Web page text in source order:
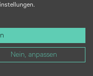
Nein, anpassen